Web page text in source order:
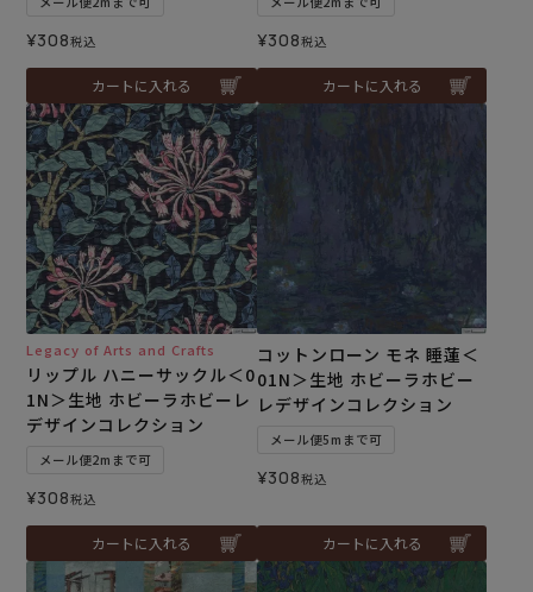
¥308税込
カートに入れる
¥308税込
カートに入れる
Legacy of Arts and Crafts
リップル ハニーサックル＜0
1N＞生地 ホビーラホビーレ
デザインコレクション
メール便2mまで可
¥308税込
カートに入れる
コットンローン モネ 睡蓮＜
01N＞生地 ホビーラホビー
レデザインコレクション
メール便5mまで可
¥308税込
カートに入れる